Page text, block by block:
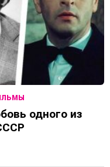
одного из